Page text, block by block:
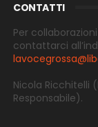
CONTATTI
Per
contattarci
Nicola Ricchitelli
Responsabile).